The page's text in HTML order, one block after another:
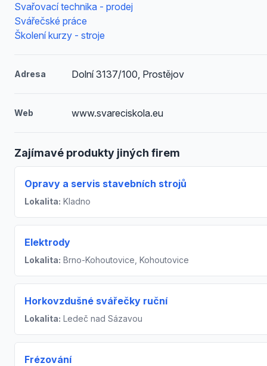
Svařovací technika - prodej
Svářečské práce
Školení kurzy - stroje
Adresa Dolní 3137/100, Prostějov
Web www.svareciskola.eu
Zajímavé produkty jiných firem
Opravy a servis stavebních strojů
Lokalita: Kladno
Elektrody
Lokalita: Brno-Kohoutovice, Kohoutovice
Horkovzdušné svářečky ruční
Lokalita: Ledeč nad Sázavou
Frézování